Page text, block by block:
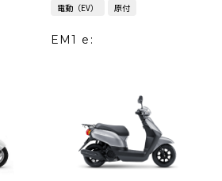
電動（EV） 原付
EM1 e: